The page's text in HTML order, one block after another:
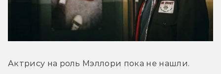
Актрису на роль Мэллори пока не нашли.